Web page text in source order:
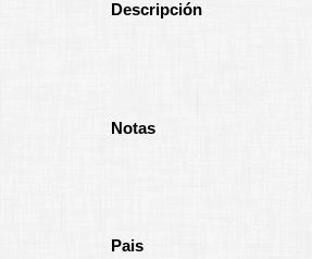
Descripción
Notas
Pais